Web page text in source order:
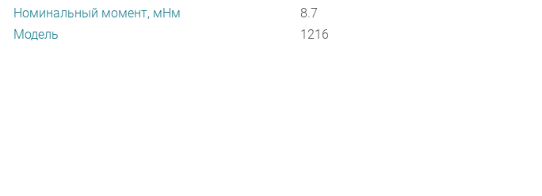
Номинальный момент, мНм
8.7
Модель
1216